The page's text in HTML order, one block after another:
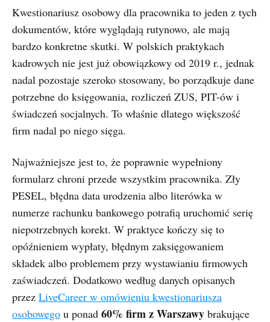
Kwestionariusz osobowy dla pracownika to jeden z tych
dokumentów, które wyglądają rutynowo, ale mają
bardzo konkretne skutki. W polskich praktykach
kadrowych nie jest już obowiązkowy od 2019 r., jednak
nadal pozostaje szeroko stosowany, bo porządkuje dane
potrzebne do księgowania, rozliczeń ZUS, PIT-ów i
świadczeń socjalnych. To właśnie dlatego większość
firm nadal po niego sięga.
Najważniejsze jest to, że poprawnie wypełniony
formularz chroni przede wszystkim pracownika. Zły
PESEL, błędna data urodzenia albo literówka w
numerze rachunku bankowego potrafią uruchomić serię
niepotrzebnych korekt. W praktyce kończy się to
opóźnieniem wypłaty, błędnym zaksięgowaniem
składek albo problemem przy wystawianiu firmowych
zaświadczeń. Dodatkowo według danych opisanych
przez LiveCareer w omówieniu kwestionariusza
osobowego u ponad 60% firm z Warszawy brakujące